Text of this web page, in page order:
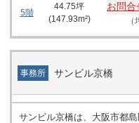
5階
44.75坪
(147.93m²)
お問合
（
事務所 サンビル京橋
サンビル京橋は、大阪市都